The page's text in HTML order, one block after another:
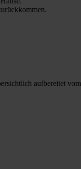
aufbereitet